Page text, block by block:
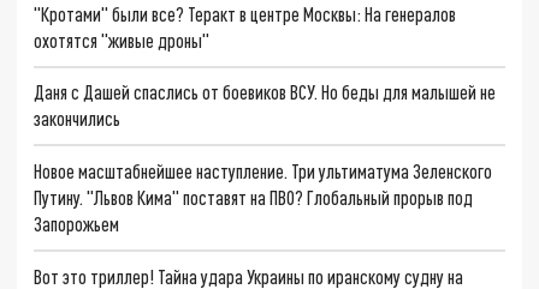
"Кротами" были все? Теракт в центре Москвы: На генералов
охотятся "живые дроны"
Даня с Дашей спаслись от боевиков ВСУ. Но беды для малышей не
закончились
Новое масштабнейшее наступление. Три ультиматума Зеленского
Путину. "Львов Кима" поставят на ПВО? Глобальный прорыв под
Запорожьем
Вот это триллер! Тайна удара Украины по иранскому судну на